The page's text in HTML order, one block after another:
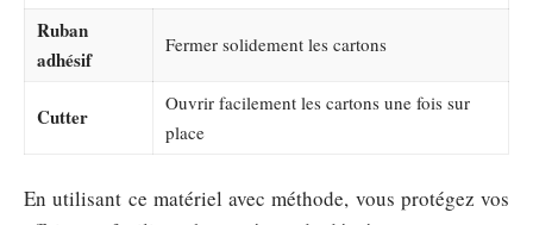
Ruban
adhésif
Fermer solidement les cartons
Cutter
Ouvrir facilement les cartons une fois sur
place
En utilisant ce matériel avec méthode, vous protégez vos